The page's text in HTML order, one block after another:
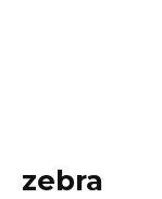
zebra